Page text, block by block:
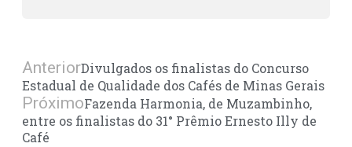
AnteriorDivulgados os finalistas do Concurso
Estadual de Qualidade dos Cafés de Minas Gerais
PróximoFazenda Harmonia, de Muzambinho,
entre os finalistas do 31° Prêmio Ernesto Illy de
Café